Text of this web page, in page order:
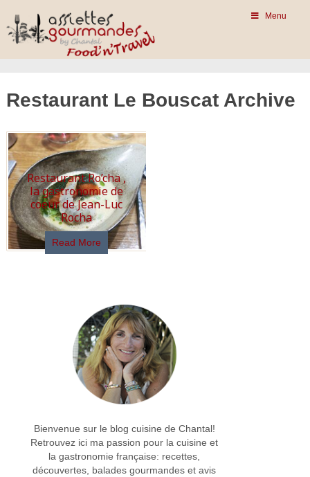
Menu
Restaurant Le Bouscat Archive
Restaurant Ro’cha ,
la gastronomie de
coeur de Jean-Luc
Rocha
Read More
Bienvenue sur le blog cuisine de Chantal!
Retrouvez ici ma passion pour la cuisine et
la gastronomie française: recettes,
découvertes, balades gourmandes et avis